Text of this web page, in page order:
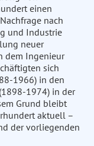
einen
nach
und Industrie
neuer
dem Ingenieur
sich
1966) in den
1974) in der
Grund bleibt
aktuell –
der vorliegenden